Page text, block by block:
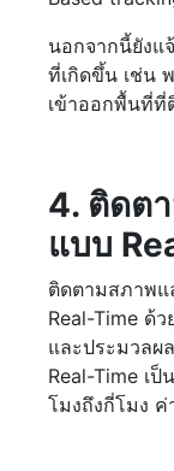
นอกจากนี้ยังแ
ที่เกิดขึ้น เช่น
เข้าออกพื้นที่ที่
4. ติดต
แบบ
ติดตามสภาพแ
Real-Time ด้
และประมวลผ
Real-Time เ
โมงถึงกี่โมง